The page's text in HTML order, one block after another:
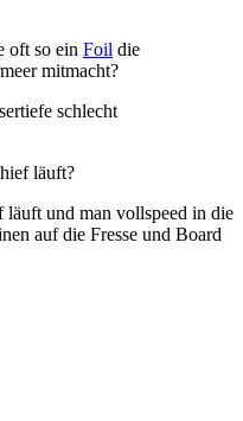
oft so ein Foil die
mitmacht?
schlecht
läuft?
läuft und man vollspeed in die
auf die Fresse und Board